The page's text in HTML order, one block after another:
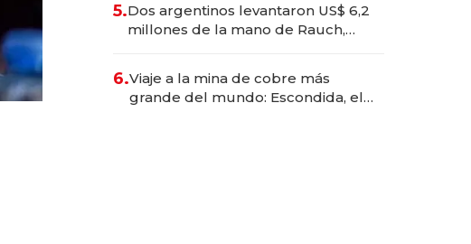
transformadoras
5.Dos argentinos levantaron US$ 6,2
millones de la mano de Rauch,
6.Viaje a la mina de cobre más
grande del mundo: Escondida, el